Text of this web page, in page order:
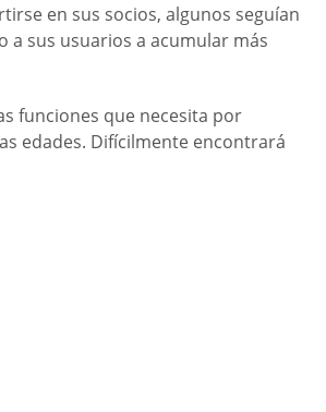
en sus socios, algunos seguían
sus usuarios a acumular más
funciones que necesita por
edades. Difícilmente encontrará